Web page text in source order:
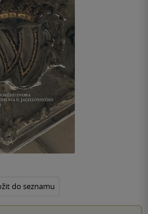
do seznamu